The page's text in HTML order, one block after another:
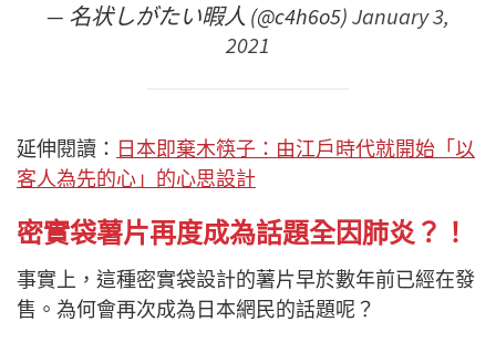
— 名状しがたい暇人 (@c4h6o5)January 3,
2021
延伸閱讀： 日本即棄木筷子：由江戶時代就開始「以
客人為先的心」的心思設計
密實袋薯片再度成為話題全因肺炎？！
事實上，這種密實袋設計的薯片早於數年前已經在發
售。為何會再次成為日本網民的話題呢？